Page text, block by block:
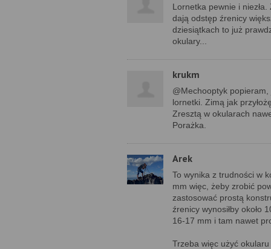
Lornetka pewnie i
dają odstęp źrenicy
dziesiątkach to już
okulary...
krukm
@Mechooptyk
lornetki. Zimą jak
Zresztą w okularach
Porażka.
Arek
To wynika z trudności w
mm więc, żeby zrobić
zastosować prostą
źrenicy wynosiłby około
16-17 mm i tam nawet
Trzeba więc użyć